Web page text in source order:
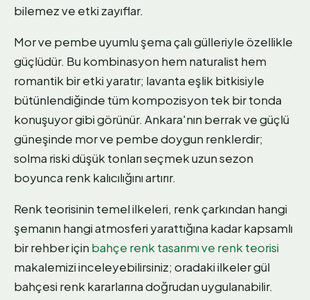
bilemez ve etki zayıflar.
Mor ve pembe uyumlu şema çalı gülleriyle özellikle
güçlüdür. Bu kombinasyon hem naturalist hem
romantik bir etki yaratır; lavanta eşlik bitkisiyle
bütünlendiğinde tüm kompozisyon tek bir tonda
konuşuyor gibi görünür. Ankara'nın berrak ve güçlü
güneşinde mor ve pembe doygun renklerdir;
solma riski düşük tonları seçmek uzun sezon
boyunca renk kalıcılığını artırır.
Renk teorisinin temel ilkeleri, renk çarkından hangi
şemanın hangi atmosferi yarattığına kadar kapsamlı
bir rehber için bahçe renk tasarımı ve renk teorisi
makalemizi inceleyebilirsiniz; oradaki ilkeler gül
bahçesi renk kararlarına doğrudan uygulanabilir.